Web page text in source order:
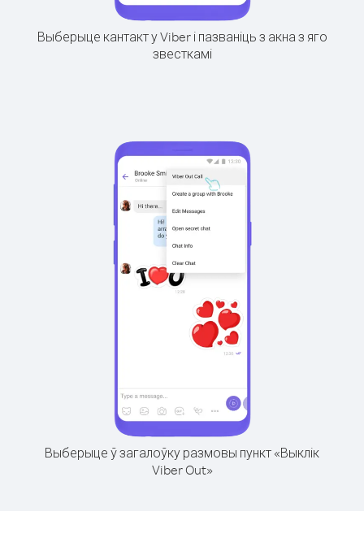
Выберыце кантакт у Viber і пазваніць з акна з яго
звесткамі
Выберыце ў загалоўку размовы пункт «Выклік
Viber Out»